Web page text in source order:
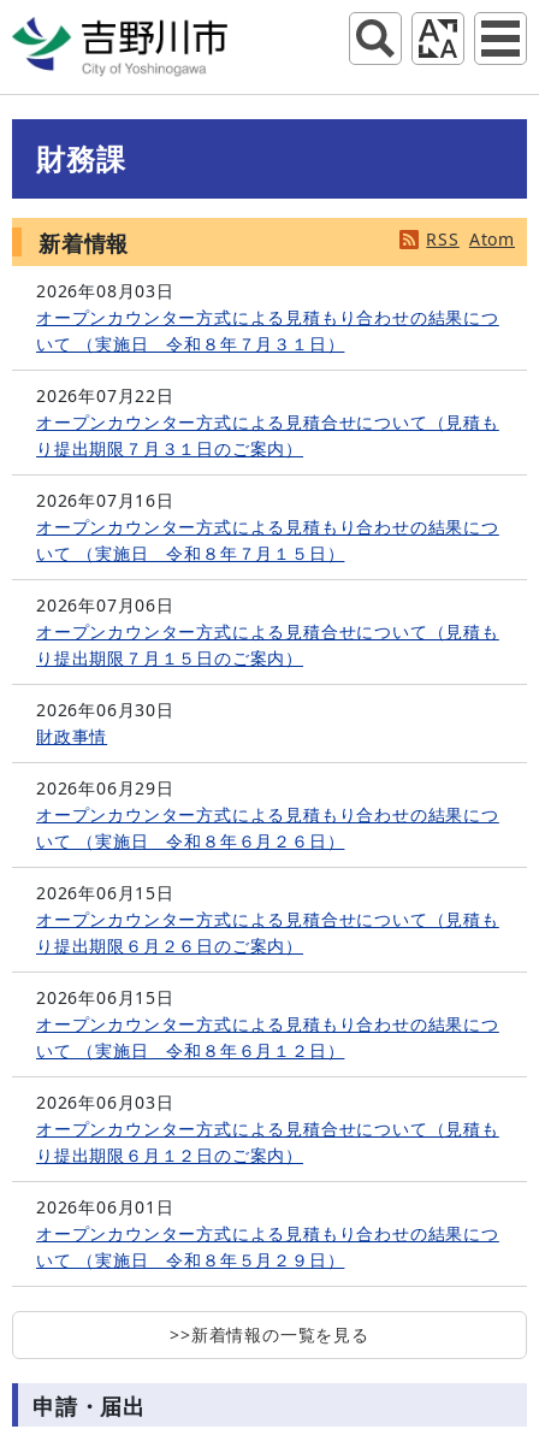
財務課
RSS Atom
新着情報
2026年08月03日
オープンカウンター方式による見積もり合わせの結果につ
いて （実施日 令和８年７月３１日）
2026年07月22日
オープンカウンター方式による見積合せについて（見積も
り提出期限７月３１日のご案内）
2026年07月16日
オープンカウンター方式による見積もり合わせの結果につ
いて （実施日 令和８年７月１５日）
2026年07月06日
オープンカウンター方式による見積合せについて（見積も
り提出期限７月１５日のご案内）
2026年06月30日
財政事情
2026年06月29日
オープンカウンター方式による見積もり合わせの結果につ
いて （実施日 令和８年６月２６日）
2026年06月15日
オープンカウンター方式による見積合せについて（見積も
り提出期限６月２６日のご案内）
2026年06月15日
オープンカウンター方式による見積もり合わせの結果につ
いて （実施日 令和８年６月１２日）
2026年06月03日
オープンカウンター方式による見積合せについて（見積も
り提出期限６月１２日のご案内）
2026年06月01日
オープンカウンター方式による見積もり合わせの結果につ
いて （実施日 令和８年５月２９日）
>>新着情報の一覧を見る
申請・届出